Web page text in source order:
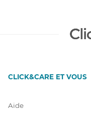
CLICK&CARE ET VOUS
Aide